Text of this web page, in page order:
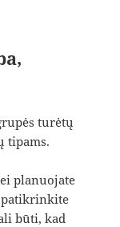
turėtų
tipams.
planuojate
patikrinkite
būti, kad